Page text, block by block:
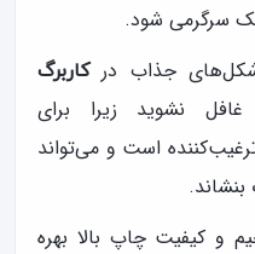
سرگرمی ‌شود.
جذاب درکاربرگ
غافل نشوید زیرا برای
است و می‌تواند
و کیفیت چاپ بالا بهره